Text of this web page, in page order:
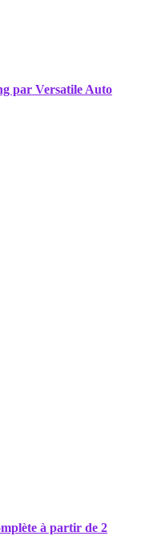
par Versatile Auto
à partir de 2